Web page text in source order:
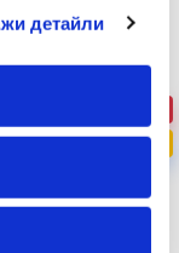
детайли
ПРОМО